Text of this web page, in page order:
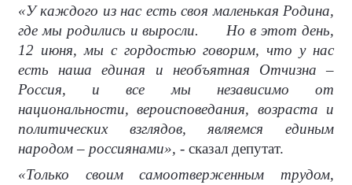
«У каждого из нас есть своя маленькая Родина,
где мы родились и выросли.
Но в этот день,
12 июня, мы с гордостью говорим, что у нас
есть наша единая и необъятная Отчизна –
Россия, и все мы независимо от
национальности, вероисповедания, возраста и
политических взглядов, являемся единым
народом – россиянами», - сказал депутат.
«Только своим самоотверженным трудом,